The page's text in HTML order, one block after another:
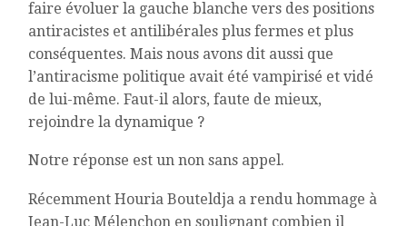
faire évoluer la gauche blanche vers des positions
antiracistes et antilibérales plus fermes et plus
conséquentes. Mais nous avons dit aussi que
l’antiracisme politique avait été vampirisé et vidé
de lui-même. Faut-il alors, faute de mieux,
rejoindre la dynamique ?
Notre réponse est un non sans appel.
Récemment Houria Bouteldja a rendu hommage à
Jean-Luc Mélenchon en soulignant combien il